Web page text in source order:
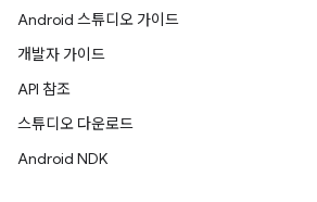
Android 스튜디오 가이드
개발자 가이드
API 참조
스튜디오 다운로드
Android NDK